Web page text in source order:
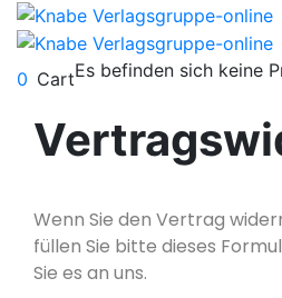
0 CartEs befinden sich keine
Wenn Sie den Vertrag
füllen Sie bitte dieses
Sie es an uns.